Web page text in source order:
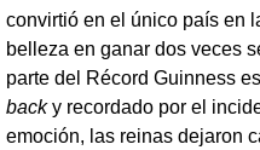
convirtió en el único país en
belleza en ganar dos veces
parte del Récord Guinness
backy recordado por el
emoción, las reinas dejaron